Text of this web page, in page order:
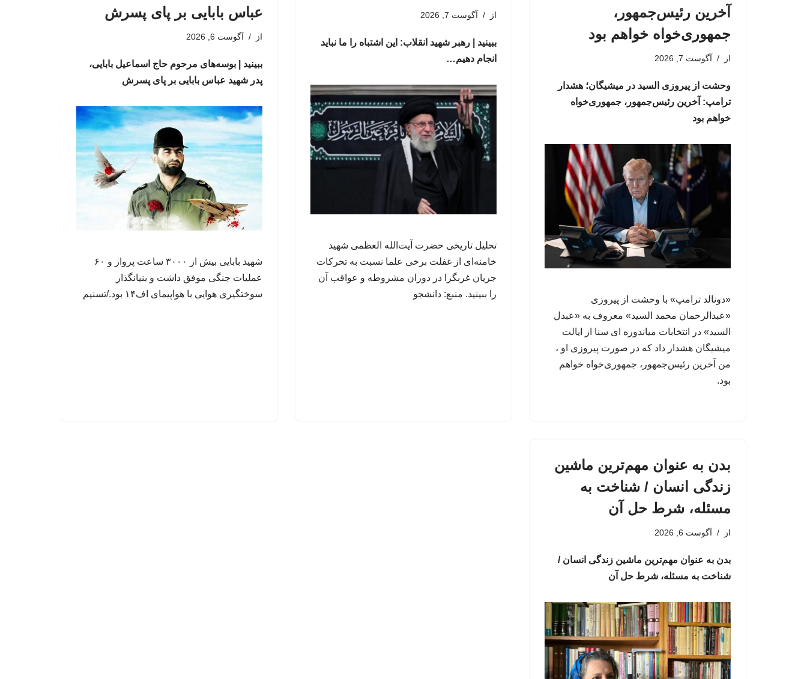
آخرین رئیس‌جمهور،
جمهوری‌خواه خواهم بود
از آگوست 7, 2026
وحشت از پیروزی السید در میشیگان؛ هشدار
ترامپ: آخرین رئیس‌جمهور، جمهوری‌خواه
خواهم بود
«دونالد ترامپ» با وحشت از پیروزی
«عبدالرحمان محمد السید» معروف به «عبدل
السید» در انتخابات میاندوره ای سنا از ایالت
میشیگان هشدار داد که در صورت پیروزی او ،
من آخرین رئیس‌جمهور، جمهوری‌‍‌خواه خواهم
بود.
از آگوست 7, 2026
ببینید | رهبر شهید انقلاب: این اشتباه را ما نباید
انجام دهیم…
تحلیل تاریخی حضرت آیت‌الله العظمی شهید
خامنه‌ای از غفلت برخی علما نسبت به تحرکات
جریان غربگرا در دوران مشروطه و عواقب آن
را ببینید. منبع: دانشجو
عباس بابایی بر پای پسرش
از آگوست 6, 2026
ببینید | بوسه‌های مرحوم حاج اسماعیل بابایی،
پدر شهید عباس بابایی بر پای پسرش
شهید بابایی بیش از ۳۰۰۰ ساعت پرواز و ۶۰
عملیات جنگی موفق داشت و بنیانگذار
سوختگیری هوایی با هواپیمای اف۱۴ بود./تسنیم
بدن به عنوان مهم‌ترین ماشین
زندگی انسان / شناخت به
مسئله، شرط حل آن
از آگوست 6, 2026
بدن به عنوان مهم‌ترین ماشین زندگی انسان /
شناخت به مسئله، شرط حل آن